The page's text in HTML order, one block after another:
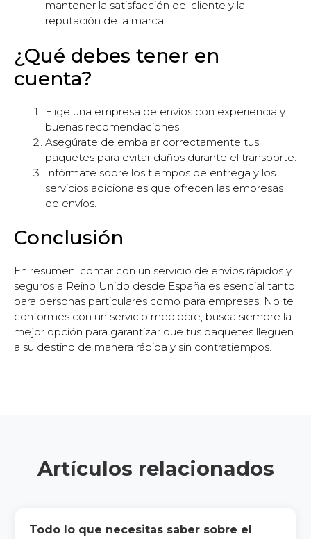
mantener la satisfacción del cliente y la
reputación de la marca.
¿Qué debes tener en
cuenta?
Elige una empresa de envíos con experiencia y
buenas recomendaciones.
Asegúrate de embalar correctamente tus
paquetes para evitar daños durante el transporte.
Infórmate sobre los tiempos de entrega y los
servicios adicionales que ofrecen las empresas
de envíos.
Conclusión
En resumen, contar con un servicio de envíos rápidos y
seguros a Reino Unido desde España es esencial tanto
para personas particulares como para empresas. No te
conformes con un servicio mediocre, busca siempre la
mejor opción para garantizar que tus paquetes lleguen
a su destino de manera rápida y sin contratiempos.
Artículos relacionados
Todo lo que necesitas saber sobre el